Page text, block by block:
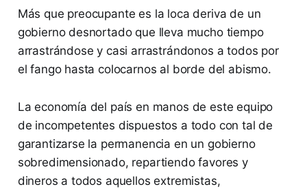
Más que preocupante es la loca deriva de un
gobierno desnortado que lleva mucho tiempo
arrastrándose y casi arrastrándonos a todos por
el fango hasta colocarnos al borde del abismo.
La economía del país en manos de este equipo
de incompetentes dispuestos a todo con tal de
garantizarse la permanencia en un gobierno
sobredimensionado, repartiendo favores y
dineros a todos aquellos extremistas,